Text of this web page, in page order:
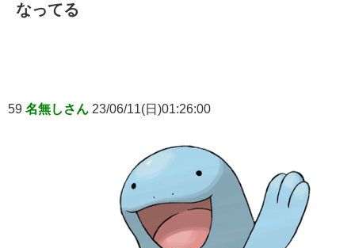
なってる
59 名無しさん 23/06/11(日)01:26:00